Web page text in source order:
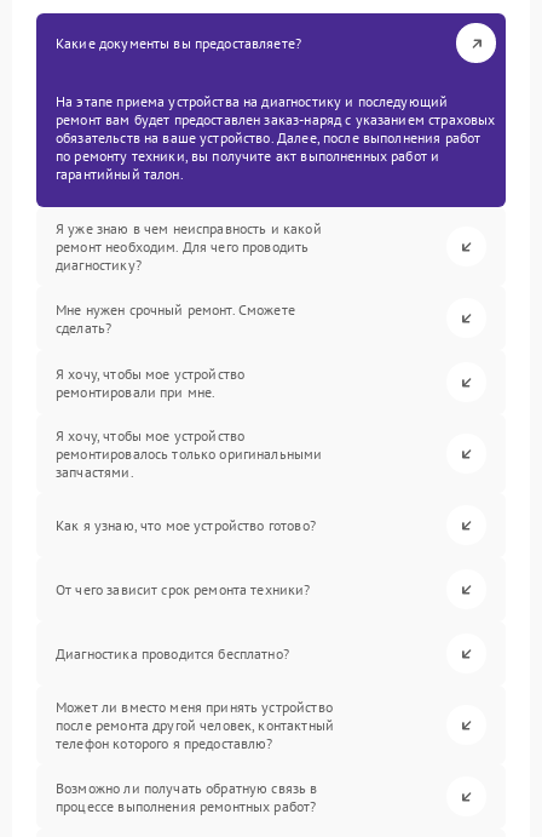
Какие документы вы предоставляете?
На этапе приема устройства на диагностику и последующий
ремонт вам будет предоставлен заказ-наряд с указанием страховых
обязательств на ваше устройство. Далее, после выполнения работ
по ремонту техники, вы получите акт выполненных работ и
гарантийный талон.
Я уже знаю в чем неисправность и какой
ремонт необходим. Для чего проводить
диагностику?
Мне нужен срочный ремонт. Сможете
сделать?
Я хочу, чтобы мое устройство
ремонтировали при мне.
Я хочу, чтобы мое устройство
ремонтировалось только оригинальными
запчастями.
Как я узнаю, что мое устройство готово?
От чего зависит срок ремонта техники?
Диагностика проводится бесплатно?
Может ли вместо меня принять устройство
после ремонта другой человек, контактный
телефон которого я предоставлю?
Возможно ли получать обратную связь в
процессе выполнения ремонтных работ?